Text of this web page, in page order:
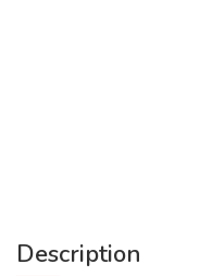
Description